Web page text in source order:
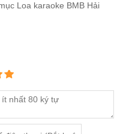
Loa karaoke BMB Hải